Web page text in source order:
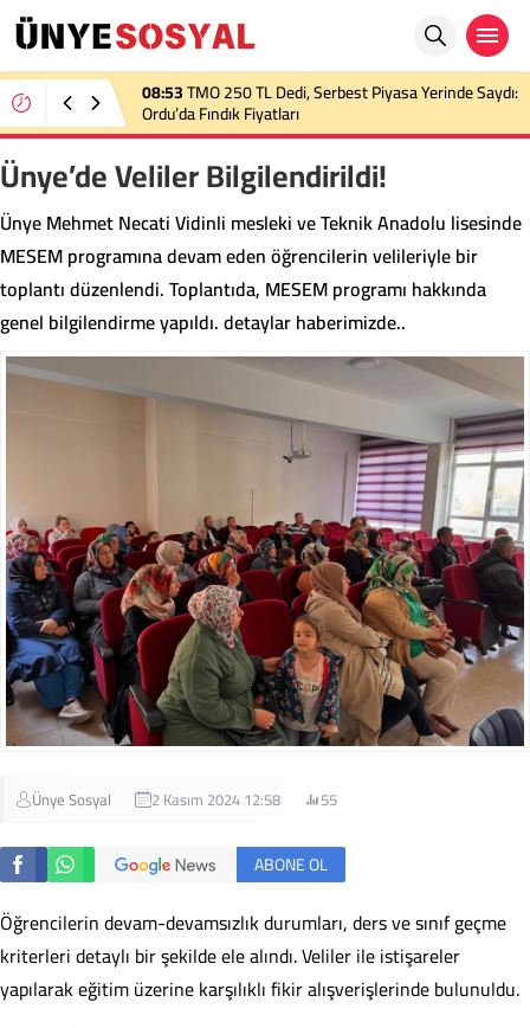
08:53TMO 250 TL Dedi, Serbest Piyasa Yerinde Saydı:
Ordu’da Fındık Fiyatları
Ünye’de Veliler Bilgilendirildi!
Ünye Mehmet Necati Vidinli mesleki ve Teknik Anadolu lisesinde
MESEM programına devam eden öğrencilerin velileriyle bir
toplantı düzenlendi. Toplantıda, MESEM programı hakkında
genel bilgilendirme yapıldı. detaylar haberimizde..
Ünye Sosyal 2 Kasım 2024 12:58 55
ABONE OL
Öğrencilerin devam-devamsızlık durumları, ders ve sınıf geçme
kriterleri detaylı bir şekilde ele alındı. Veliler ile istişareler
yapılarak eğitim üzerine karşılıklı fikir alışverişlerinde bulunuldu.